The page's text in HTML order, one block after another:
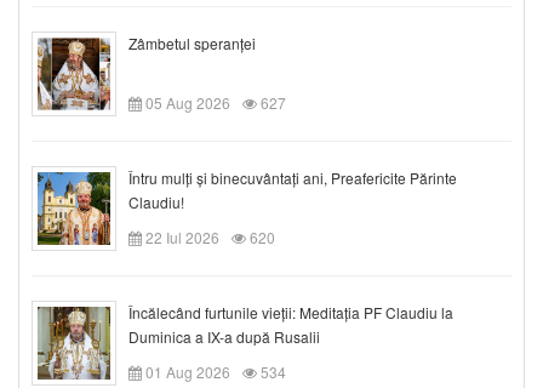
Zâmbetul speranței
05 Aug 2026 627
Întru mulți și binecuvântați ani, Preafericite Părinte
Claudiu!
22 Iul 2026
620
Încălecând furtunile vieții: Meditația PF Claudiu la
Duminica a IX-a după Rusalii
01 Aug 2026
534